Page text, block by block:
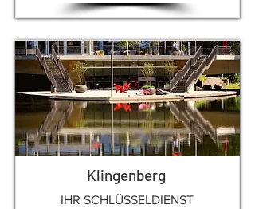
Klingenberg
IHR SCHLÜSSELDIENST